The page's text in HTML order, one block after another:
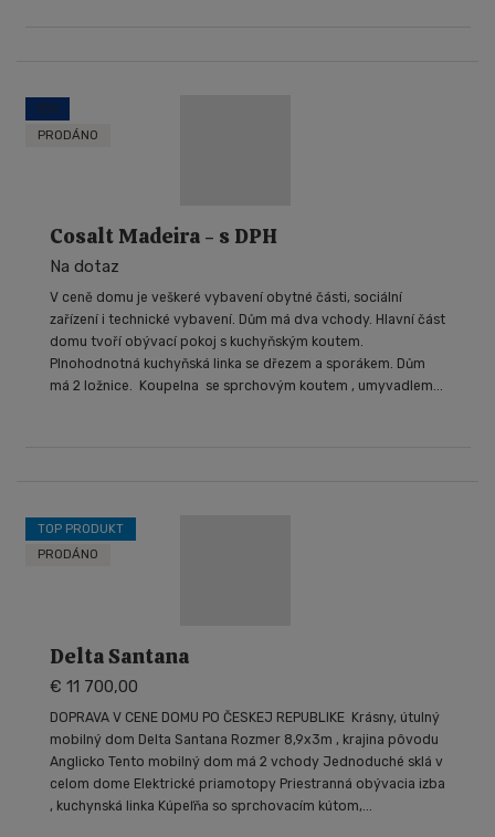
Cosalt Madeira - s DPH
Na dotaz
V ceně domu je veškeré vybavení obytné části, sociální
zařízení i technické vybavení. Dům má dva vchody. Hlavní část
domu tvoří obývací pokoj s kuchyňským koutem.
Plnohodnotná kuchyňská linka se dřezem a sporákem. Dům
má 2 ložnice. Koupelna se sprchovým koutem , umyvadlem...
IZO
PRODÁNO
Delta Santana
€ 11 700,00
DOPRAVA V CENE DOMU PO ČESKEJ REPUBLIKE Krásny, útulný
mobilný dom Delta Santana Rozmer 8,9x3m , krajina pôvodu
Anglicko Tento mobilný dom má 2 vchody Jednoduché sklá v
celom dome Elektrické priamotopy Priestranná obývacia izba
, kuchynská linka Kúpeľňa so sprchovacím kútom,...
TOP PRODUKT
PRODÁNO